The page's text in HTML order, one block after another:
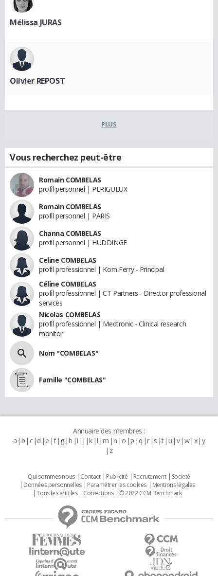
Mélissa JURAS
Olivier REPOST
PLUS
Vous recherchez peut-être
Romain COMBELAS
profil personnel | PERIGUEUX
Romain COMBELAS
profil personnel | PARIS
Channa COMBELAS
profil personnel | HUDDINGE
Celine COMBELAS
profil professionnel | Korn Ferry - Principal
Céline COMBELAS
profil professionnel | CT Partners - Director professional
services
Nicolas COMBELAS
profil professionnel | Medtronic - Clinical research
monitor
Nom "COMBELAS"
Famille "COMBELAS"
Annuaire des membres :
a b c d e f g h i j k l m n o p q r s t u v w x y
z
Qui sommes nous Contact Publicité Recrutement
Societé
Données personnelles
Paramétrer les cookies
Mentions légales
Tous les articles
Corrections © 2022 CCM Benchmark